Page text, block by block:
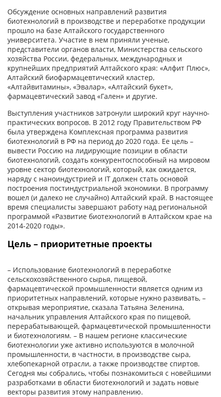
Обсуждение основных направлений развития
биотехнологий в производстве и переработке продукции
прошло на базе Алтайского государственного
университета. Участие в нем приняли ученые,
представители органов власти, Министерства сельского
хозяйства России, федеральных, международных и
крупнейших предприятий Алтайского края: «Алфит Плюс»,
Алтайский биофармацевтический кластер,
«Алтайвитамины», «Эвалар», «Алтайский букет»,
фармацевтический завод «Гален» и другие.
Выступления участников затронули широкий круг научно-
практических вопросов. В 2012 году Правительством РФ
была утверждена Комплексная программа развития
биотехнологий в РФ на период до 2020 года. Ее цель –
вывести Россию на лидирующие позиции в области
биотехнологий, создать конкурентоспособный на мировом
уровне сектор биотехнологий, который, как ожидается,
наряду с наноиндустрией и IT должен стать основой
построения постиндустриальной экономики. В программу
вошел (и далеко не случайно) Алтайский край. В настоящее
время специалисты завершают работу над региональной
программой «Развитие биотехнологий в Алтайском крае на
2014-2020 годы».
Цель – приоритетные проекты
– Использование биотехнологий в переработке
сельскохозяйственного сырья, пищевой,
фармацевтической промышленности является одним из
приоритетных направлений, которые нужно развивать, –
открывая мероприятие, сказала Татьяна Зеленина,
начальник управления Алтайского края по пищевой,
перерабатывающей, фармацевтической промышленности
и биотехнологиям. – В нашем регионе классические
биотехнологии уже активно используются в молочной
промышленности, в частности, в производстве сыра,
хлебопекарной отрасли, а также производстве спиртов.
Сегодня мы собрались, чтобы познакомиться с новейшими
разработками в области биотехнологий и задать новые
векторы развития этому направлению.